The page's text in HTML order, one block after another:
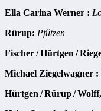
Ella Carina Werner :
Rürup: Pfützen
Fischer / Hürtgen /
Michael Ziegelwagner :
Hürtgen / Rürup /